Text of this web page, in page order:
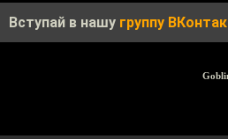
Вступай в нашу группу